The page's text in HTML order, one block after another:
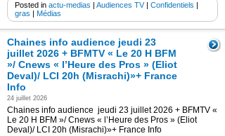
Posted in actu-medias | Audiences TV| Confidentiels |
gras | Médias
Chaines info audience jeudi 23
juillet 2026 + BFMTV « Le 20 H BFM
»/ Cnews « l’Heure des Pros » (Eliot
Deval)/ LCI 20h (Misrachi)»+ France
Info
24 juillet 2026
Chaines info audience jeudi 23 juillet 2026 + BFMTV «
Le 20 H BFM »/ Cnews « l’Heure des Pros » (Eliot
Deval)/ LCI 20h (Misrachi)»+ France Info